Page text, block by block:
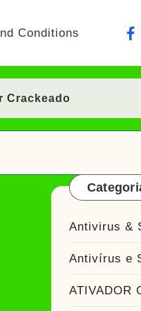
Conditions
Crackeado
Crackeado
| Ativador Crackeado
| Ativador
Antivirus &
Antivírus e
ATIVADOR